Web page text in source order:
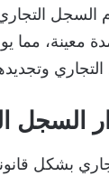
من نظام السجل
معينة، مما
السجل
بشكل